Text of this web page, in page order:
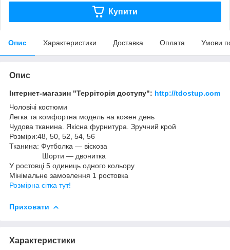
Купити
Опис Характеристики Доставка Оплата Умови
Опис
Інтернет-магазин "Терріторія доступу": http://tdostup.com
Чоловічі костюми
Легка та комфортна модель на кожен день
Чудова тканина. Якісна фурнитура. Зручний крой
Розміри:48, 50, 52, 54, 56
Тканина: Футболка — віскоза
Шорти — двонитка
У ростовці 5 одиниць одного кольору
Мінімальне замовлення 1 ростовка
Розмірна сітка тут!
Приховати
Характеристики